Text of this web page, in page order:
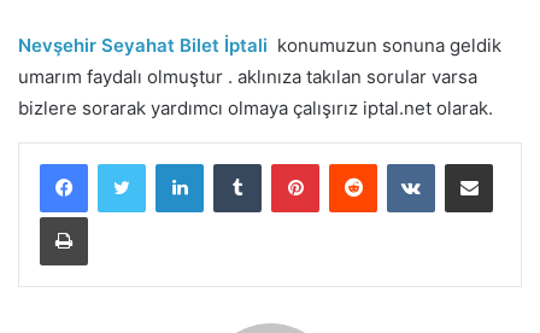
Nevşehir Seyahat Bilet İptali konumuzun sonuna geldik
umarım faydalı olmuştur . aklınıza takılan sorular varsa
bizlere sorarak yardımcı olmaya çalışırız iptal.net olarak.
LinkedInTumblr PinterestReddit VKontakteE-Posta ile paylaş
Yazdır